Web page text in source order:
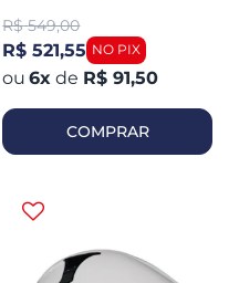
R$ 549,00
R$ 521,55
6x de R$ 91,50
COMPRAR